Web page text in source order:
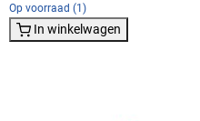
Op voorraad (1)
In winkelwagen